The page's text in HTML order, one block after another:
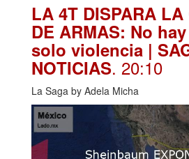
LA 4T DISPARA LA
DE ARMAS: No
solo violencia |
NOTICIAS. 20:10
La Saga by Adela Micha